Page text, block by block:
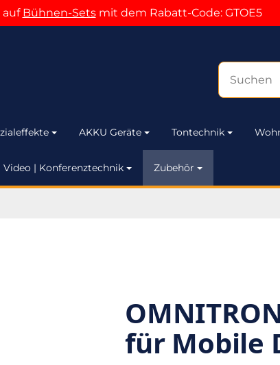
auf Bühnen-Setsmit dem Rabatt-Code: GTOE5
AKKU Geräte Tontechnik
Video | Konferenztechnik Zubehör
für Mobile